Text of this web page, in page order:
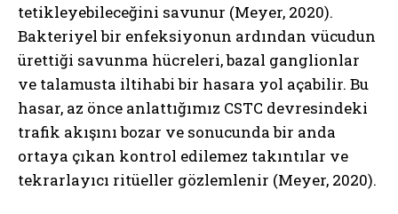
tetikleyebileceğini savunur (Meyer, 2020).
Bakteriyel bir enfeksiyonun ardından vücudun
ürettiği savunma hücreleri, bazal ganglionlar
ve talamusta iltihabi bir hasara yol açabilir. Bu
hasar, az önce anlattığımız CSTC devresindeki
trafik akışını bozar ve sonucunda bir anda
ortaya çıkan kontrol edilemez takıntılar ve
tekrarlayıcı ritüeller gözlemlenir (Meyer, 2020).